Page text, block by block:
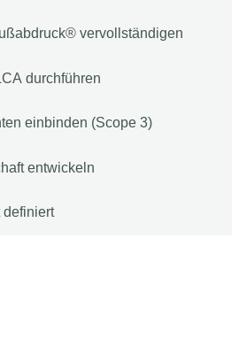
vervollständigen
durchführen
einbinden (Scope 3)
entwickeln
definiert